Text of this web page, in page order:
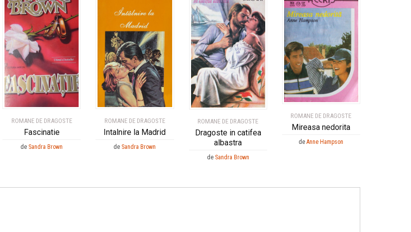
ROMANE DE DRAGOSTE
Fascinatie
de Sandra Brown
ROMANE DE DRAGOSTE
Intalnire la Madrid
de Sandra Brown
ROMANE DE DRAGOSTE
Dragoste in catifea
albastra
de Sandra Brown
ROMANE DE DRAGOSTE
Mireasa nedorita
deAnne Hampson